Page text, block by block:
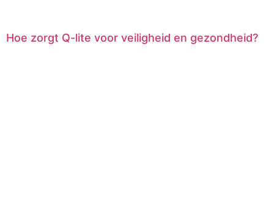
Hoe zorgt Q-lite voor veiligheid en gezondheid?